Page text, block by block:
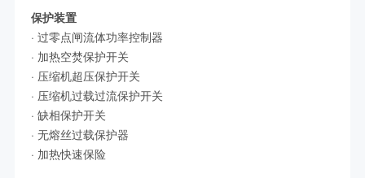
保护装置
· 过零点闸流体功率控制器
· 加热空焚保护开关
· 压缩机超压保护开关
· 压缩机过载过流保护开关
· 缺相保护开关
· 无熔丝过载保护器
· 加热快速保险